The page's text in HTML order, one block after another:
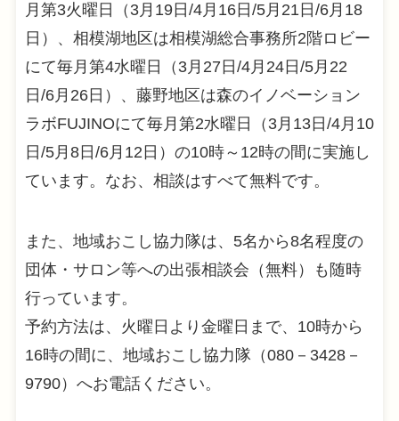
月第3火曜日（3月19日/4月16日/5月21日/6月18
日）、相模湖地区は相模湖総合事務所2階ロビー
にて毎月第4水曜日（3月27日/4月24日/5月22
日/6月26日）、藤野地区は森のイノベーション
ラボFUJINOにて毎月第2水曜日（3月13日/4月10
日/5月8日/6月12日）の10時～12時の間に実施し
ています。なお、相談はすべて無料です。
また、地域おこし協力隊は、5名から8名程度の
団体・サロン等への出張相談会（無料）も随時
行っています。
予約方法は、火曜日より金曜日まで、10時から
16時の間に、地域おこし協力隊（080－3428－
9790）へお電話ください。